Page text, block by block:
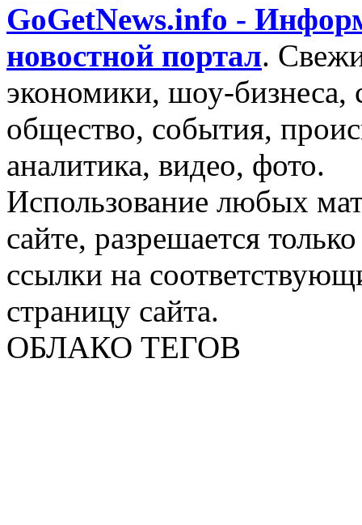
GoGetNews.info -
новостной портал.
экономики, шоу-бизнеса,
общество, события,
аналитика, видео, фото.
Использование любых
сайте, разрешается
ссылки на
страницу сайта.
ОБЛАКО ТЕГОВ